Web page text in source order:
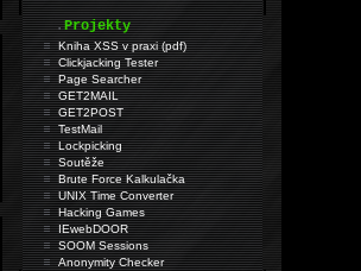
.Projekty
Kniha XSS v praxi (pdf)
Clickjacking Tester
Page Searcher
GET2MAIL
GET2POST
TestMail
Lockpicking
Soutěže
Brute Force Kalkulačka
UNIX Time Converter
Hacking Games
IEwebDOOR
SOOM Sessions
Anonymity Checker